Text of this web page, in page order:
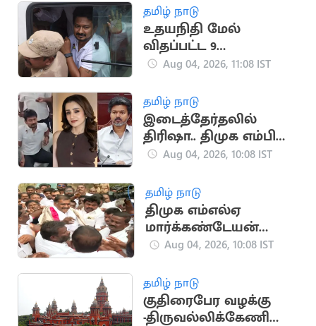
தமிழ் நாடு
உதயநிதி மேல்
விதப்பட்ட 9
வழக்குகளுக்கு
சிறையா!
Aug 04, 2026, 11:08 IST
தமிழ் நாடு
இடைத்தேர்தலில்
திரிஷா.. திமுக எம்பி
அப்துல்லா பகீர்!
Aug 04, 2026, 10:08 IST
தமிழ் நாடு
திமுக எம்எல்ஏ
மார்க்கண்டேயன்
ஜாமீனில் விடுதலை
Aug 04, 2026, 10:08 IST
தமிழ் நாடு
குதிரைபேர வழக்கு
-திருவல்லிக்கேணி